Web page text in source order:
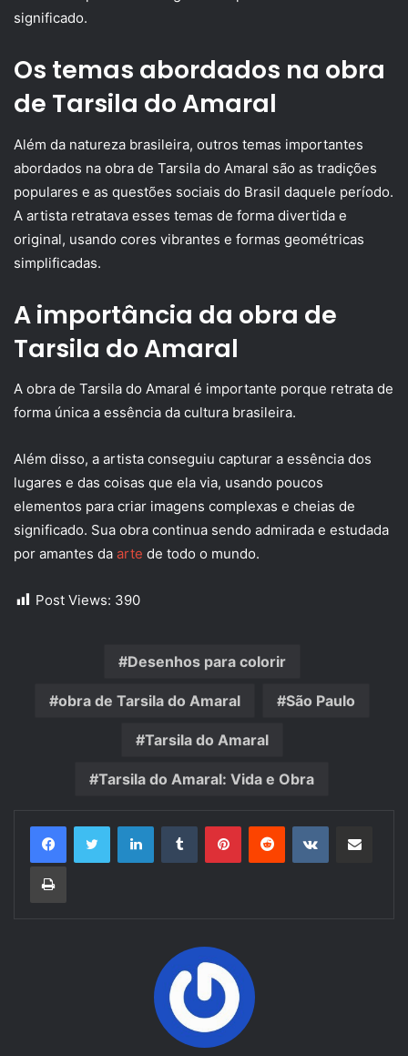
significado.
Os temas abordados na obra
de Tarsila do Amaral
Além da natureza brasileira, outros temas importantes
abordados na obra de Tarsila do Amaral são as tradições
populares e as questões sociais do Brasil daquele período.
A artista retratava esses temas de forma divertida e
original, usando cores vibrantes e formas geométricas
simplificadas.
A importância da obra de
Tarsila do Amaral
A obra de Tarsila do Amaral é importante porque retrata de
forma única a essência da cultura brasileira.
Além disso, a artista conseguiu capturar a essência dos
lugares e das coisas que ela via, usando poucos
elementos para criar imagens complexas e cheias de
significado. Sua obra continua sendo admirada e estudada
por amantes da arte de todo o mundo.
Post Views: 390
Desenhos para colorir
obra de Tarsila do Amaral São Paulo
Tarsila do Amaral
Tarsila do Amaral: Vida e Obra
LinkedinTumblr PinterestReddit VK
Imprimir